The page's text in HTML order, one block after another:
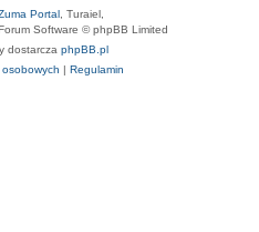
Portal , Turaiel,
Software © phpBB Limited
dostarcza phpBB.pl
| Regulamin